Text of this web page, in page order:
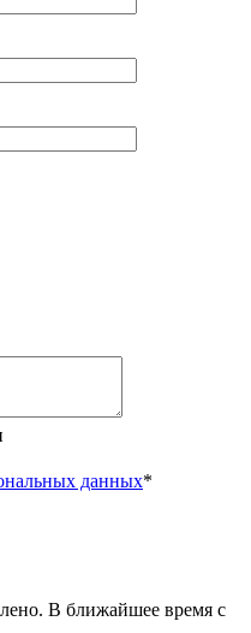
данных*
В ближайшее время с